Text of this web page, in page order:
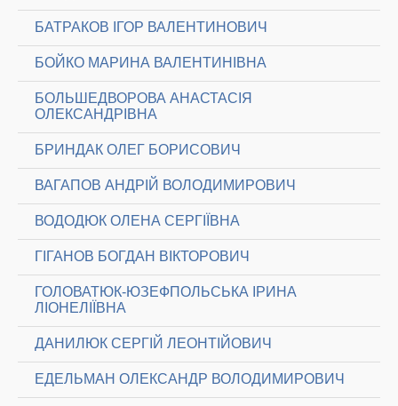
БАТРАКОВ ІГОР ВАЛЕНТИНОВИЧ
БОЙКО МАРИНА ВАЛЕНТИНІВНА
БОЛЬШЕДВОРОВА АНАСТАСІЯ
ОЛЕКСАНДРІВНА
БРИНДАК ОЛЕГ БОРИСОВИЧ
ВАГАПОВ АНДРІЙ ВОЛОДИМИРОВИЧ
ВОДОДЮК ОЛЕНА СЕРГІЇВНА
ГІГАНОВ БОГДАН ВІКТОРОВИЧ
ГОЛОВАТЮК-ЮЗЕФПОЛЬСЬКА ІРИНА
ЛІОНЕЛІЇВНА
ДАНИЛЮК СЕРГІЙ ЛЕОНТІЙОВИЧ
ЕДЕЛЬМАН ОЛЕКСАНДР ВОЛОДИМИРОВИЧ